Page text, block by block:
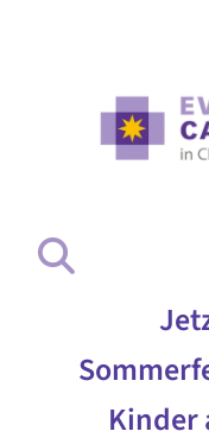
Kinder